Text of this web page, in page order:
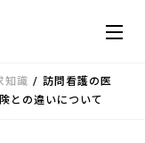
知識 / 訪問看護の医
との違いについて